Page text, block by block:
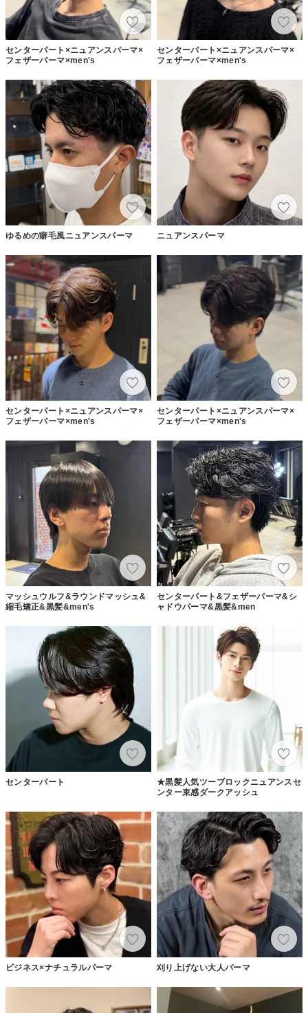
センターパート×ニュアンスパーマ×
フェザーパーマ×men's
センターパート×ニュアンスパーマ×
フェザーパーマ×men's
ゆるめの癖毛風ニュアンスパーマ ニュアンスパーマ
センターパート×ニュアンスパーマ×
フェザーパーマ×men's
センターパート×ニュアンスパーマ×
フェザーパーマ×men's
マッシュウルフ&ラウンドマッシュ&
縮毛矯正&黒髪&men's
センターパート&フェザーパーマ&シ
ャドウパーマ&黒髪&men
センターパート
★黒髪人気ツーブロックニュアンスセ
ンター束感ダークアッシュ
ビジネス×ナチュラルパーマ 刈り上げない大人パーマ